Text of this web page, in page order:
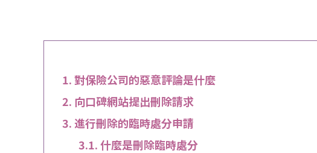
對保險公司的惡意評論是什麼
向口碑網站提出刪除請求
進行刪除的臨時處分申請
什麼是刪除臨時處分